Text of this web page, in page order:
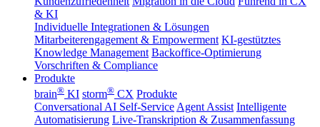
& KI
Individuelle Integrationen & Lösungen
Mitarbeiterengagement & Empowerment KI-gestütztes
Knowledge Management Backoffice-Optimierung
Vorschriften & Compliance
Produkte
brain® KI storm® CX Produkte
Conversational AI Self-Service Agent Assist Intelligente
Automatisierung Live-Transkription & Zusammenfassung